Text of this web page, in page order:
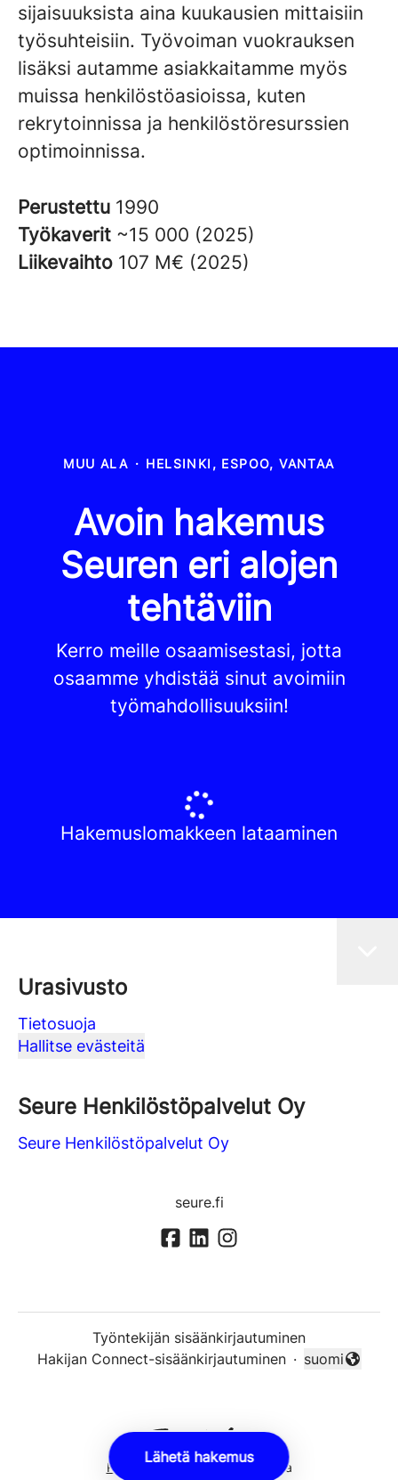
sijaisuuksista aina kuukausien mittaisiin
työsuhteisiin. Työvoiman vuokrauksen
lisäksi autamme asiakkaitamme myös
muissa henkilöstöasioissa, kuten
rekrytoinnissa ja henkilöstöresurssien
optimoinnissa.
Perustettu 1990
Työkaverit ~15 000 (2025)
Liikevaihto 107 M€ (2025)
Lähetä hakemus
MUU ALA · HELSINKI, ESPOO, VANTAA
Avoin hakemus
Seuren eri alojen
tehtäviin
Kerro meille osaamisestasi, jotta
osaamme yhdistää sinut avoimiin
työmahdollisuuksiin!
Hakemuslomakkeen lataaminen
Urasivusto
Tietosuoja
Hallitse evästeitä
Seure Henkilöstöpalvelut Oy
Seure Henkilöstöpalvelut Oy
seure.fi
Työntekijän sisäänkirjautuminen
Hakijan Connect-sisäänkirjautuminen ·
Vaihda kieli
suomi
RekrytointityökaluTeamtailorilta